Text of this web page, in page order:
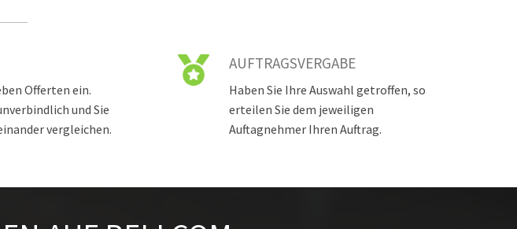
Offerten ein.
und Sie
vergleichen.
AUFTRAGSVERGABE
Haben Sie Ihre Auswahl getroffen, so
erteilen Sie dem jeweiligen
Auftagnehmer Ihren Auftrag.